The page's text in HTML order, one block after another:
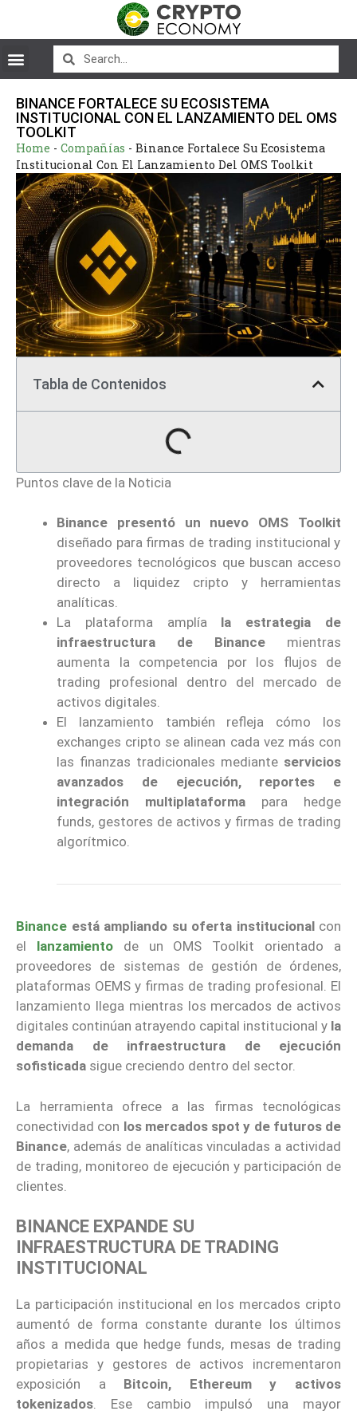
BINANCE FORTALECE SU ECOSISTEMA
INSTITUCIONAL CON EL LANZAMIENTO DEL OMS
TOOLKIT
Home - Compañías - Binance Fortalece Su Ecosistema
Institucional Con El Lanzamiento Del OMS Toolkit
Tabla de Contenidos
Puntos clave de la Noticia
Binance presentó un nuevo OMS Toolkit
diseñado para firmas de trading institucional y
proveedores tecnológicos que buscan acceso
directo a liquidez cripto y herramientas
analíticas.
La plataforma amplía la estrategia de
infraestructura de Binance mientras
aumenta la competencia por los flujos de
trading profesional dentro del mercado de
activos digitales.
El lanzamiento también refleja cómo los
exchanges cripto se alinean cada vez más con
las finanzas tradicionales mediante servicios
avanzados de ejecución, reportes e
integración multiplataforma para hedge
funds, gestores de activos y firmas de trading
algorítmico.
Binance está ampliando su oferta institucionalcon
el lanzamiento
de un OMS Toolkit orientado a
proveedores de sistemas de gestión de órdenes,
plataformas OEMS y firmas de trading profesional. El
lanzamiento llega mientras los mercados de activos
digitales continúan atrayendo capital institucional y la
demanda de infraestructura de ejecución
sofisticada sigue creciendo dentro del sector.
La herramienta ofrece a las firmas tecnológicas
conectividad con los mercados spot y de futuros de
Binance, además de analíticas vinculadas a actividad
de trading, monitoreo de ejecución y participación de
clientes.
BINANCE EXPANDE SU
INFRAESTRUCTURA DE TRADING
INSTITUCIONAL
La participación institucional en los mercados cripto
aumentó de forma constante durante los últimos
años a medida que hedge funds, mesas de trading
propietarias y gestores de activos incrementaron
exposición a Bitcoin, Ethereum y activos
tokenizados. Ese cambio impulsó una mayor